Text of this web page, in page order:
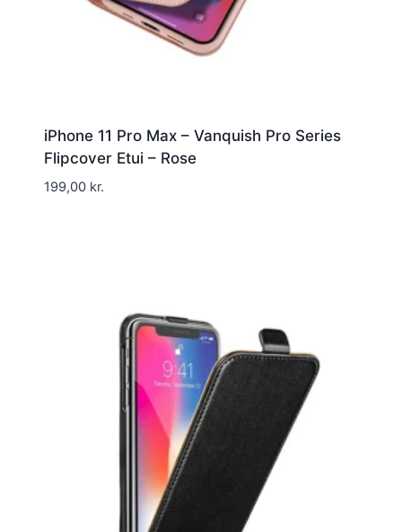
iPhone 11 Pro Max – Vanquish Pro Series
Flipcover Etui – Rose
199,00 kr.